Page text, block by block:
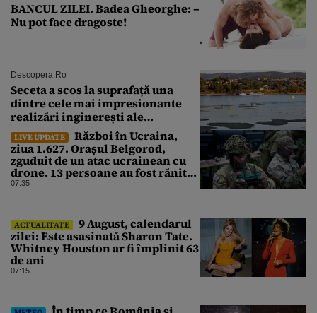
BANCUL ZILEI. Badea Gheorghe: –
Nu pot face dragoste!
Descopera.ro
Seceta a scos la suprafață una
dintre cele mai impresionante
realizări inginerești ale
Imperiului Roman
LIVE UPDATE
Război în Ucraina,
ziua 1.627. Orașul Belgorod,
zguduit de un atac ucrainean cu
drone. 13 persoane au fost rănite
și mai multe clădiri, incendiate
07:35
ACTUALITATE
9 August, calendarul
zilei: Este asasinată Sharon Tate.
Whitney Houston ar fi împlinit 63
de ani
07:15